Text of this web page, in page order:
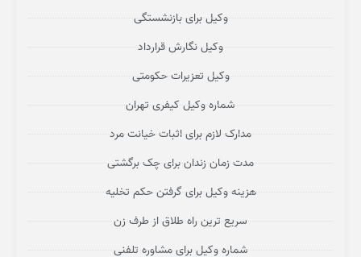
وکیل برای بازنشستگی
وکیل نگارش قرارداد
وکیل تعزیرات حکومتی
شماره وکیل کیفری تهران
مدارک لازم برای اثبات خیانت مرد
مدت زمان زندان برای چک برگشتی
هزینه وکیل برای گرفتن حکم تخلیه
سریع ترین راه طلاق از طرف زن
شماره وکیل برای مشاوره تلفنی